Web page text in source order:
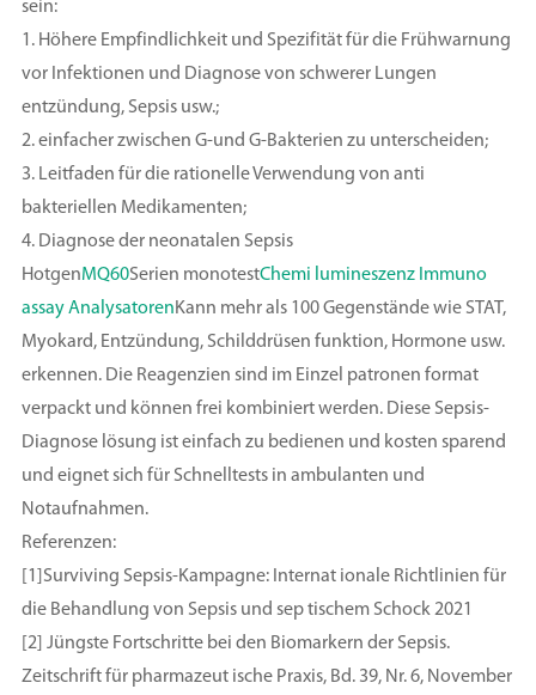
sein:
1. Höhere Empfindlichkeit und Spezifität für die Frühwarnung
vor Infektionen und Diagnose von schwerer Lungen
entzündung, Sepsis usw.;
2. einfacher zwischen G-und G-Bakterien zu unterscheiden;
3. Leitfaden für die rationelle Verwendung von anti
bakteriellen Medikamenten;
4. Diagnose der neonatalen Sepsis
HotgenMQ60Serien monotestChemi lumineszenz Immuno
assay AnalysatorenKann mehr als 100 Gegenstände wie STAT,
Myokard, Entzündung, Schilddrüsen funktion, Hormone usw.
erkennen. Die Reagenzien sind im Einzel patronen format
verpackt und können frei kombiniert werden. Diese Sepsis-
Diagnose lösung ist einfach zu bedienen und kosten sparend
und eignet sich für Schnelltests in ambulanten und
Notaufnahmen.
Referenzen:
[1]Surviving Sepsis-Kampagne: Internat ionale Richtlinien für
die Behandlung von Sepsis und sep tischem Schock 2021
[2] Jüngste Fortschritte bei den Biomarkern der Sepsis.
Zeitschrift für pharmazeut ische Praxis, Bd. 39, Nr. 6, November